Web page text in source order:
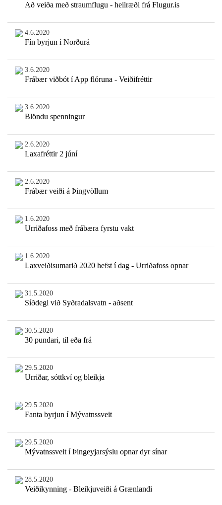
Að veiða með straumflugu - heilræði frá Flugur.is
4.6.2020
Fín byrjun í Norðurá
3.6.2020
Frábær viðbót í App flóruna - Veiðifréttir
3.6.2020
Blöndu spenningur
2.6.2020
Laxafréttir 2 júní
2.6.2020
Frábær veiði á Þingvöllum
1.6.2020
Urriðafoss með frábæra fyrstu vakt
1.6.2020
Laxveiðisumarið 2020 hefst í dag - Urriðafoss opnar
31.5.2020
Síðdegi við Syðradalsvatn - aðsent
30.5.2020
30 pundari, til eða frá
29.5.2020
Urriðar, sóttkví og bleikja
29.5.2020
Fanta byrjun í Mývatnssveit
29.5.2020
Mývatnssveit í Þingeyjarsýslu opnar dyr sínar
28.5.2020
Veiðikynning - Bleikjuveiði á Grænlandi